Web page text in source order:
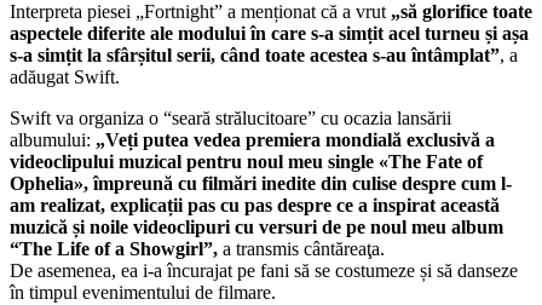
Interpreta piesei „Fortnight” a menționat că a vrut „să glorifice toate
aspectele diferite ale modului în care s-a simțit acel turneu și așa
s-a simțit la sfârșitul serii, când toate acestea s-au întâmplat”, a
adăugat Swift.
Swift va organiza o “seară strălucitoare” cu ocazia lansării
albumului: „Veți putea vedea premiera mondială exclusivă a
videoclipului muzical pentru noul meu single «The Fate of
Ophelia», împreună cu filmări inedite din culise despre cum l-
am realizat, explicații pas cu pas despre ce a inspirat această
muzică și noile videoclipuri cu versuri de pe noul meu album
“The Life of a Showgirl”, a transmis cântăreaţa.
De asemenea, ea i-a încurajat pe fani să se costumeze și să danseze
în timpul evenimentului de filmare.